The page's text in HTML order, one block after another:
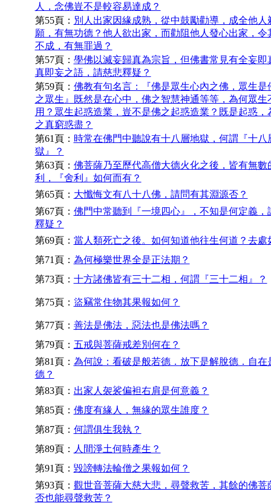
人，念佛豈不是較容易達成？
第55頁： 別人出家因緣成熟，從中鼓勵勸導，成全他人
願，有無功德？他人欲出家，而勸阻他人發心出家，令
不成，有無罪過？
第57頁： 學佛以滅妄歸真為宗旨，但佛書常見有全妄即
真即妄之語，請慈悲釋疑？
第59頁： 佛教有句名言：『佛是眾生心內之佛，眾生是
之眾生』既然是在心中，佛之智慧神通等等，為何眾生
用？眾生起惑造業，豈不是佛之起惑造業？既是起惑，
之真窮惑盡？
第61頁： 時常在佛門中聽說有十八層地獄，何謂『十八
獄』？
第63頁： 佛菩薩乃至歷代高僧大德火化之後，皆有無數
利，『舍利』如何而有？
第65頁： 大懺悔文有八十八佛，請問有其淵源否？
第67頁： 佛門中常聽到『一境四心』，不知是何定義，
釋疑？
第69頁： 當人類死亡之後。如何知道他往生何道？去處
第71頁： 為何極樂世界全是正法期？
第73頁： 十方諸佛皆有三十二相，何謂『三十二相』？
第75頁： 盜竊常住物其果報如何？
第77頁： 善法是佛法，惡法也是佛法嗎？
第79頁： 五戒與菩薩戒差別何在？
第81頁： 為何說：看破是般若德．放下是解脫德．自在
德？
第83頁： 出家人袈裟偏袒右肩是何意義？
第85頁： 佛度有緣人，無緣的眾生誰度？
第87頁： 何謂俱生我執？
第89頁： 人間淨土何時產生？
第91頁： 毀謗轉法輪僧之果報如何？
第93頁： 觀世音菩薩大慈大悲，尋聲救苦，其餘的佛菩
否也能尋聲救苦？